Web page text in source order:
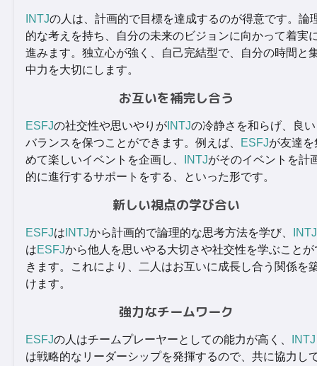
INTJの人は、計画的で目標を達成するのが得意です。論
的な考えを持ち、自分の未来のビジョンに向かって着実
進みます。独立心が強く、自己完結型で、自分の時間と
中力を大切にします。
お互いを補完し合う
ESFJの社交性や思いやりが INTJの冷静さを和らげ、良い
バランスを保つことができます。例えば、
ESFJが友達を
めて楽しいイベントを企画し、
INTJがそのイベントを計
的に進行するサポートをする、といった形です。
新しい視点の学び合い
ESFJは INTJから計画的で論理的な思考方法を学び、
INTJ
はESFJから他人を思いやる大切さや社交性を学ぶことが
きます。これにより、二人はお互いに成長し合う関係を
けます。
強力なチームワーク
ESFJの人はチームプレーヤーとしての能力が高く、
INTJ
は戦略的なリーダーシップを発揮するので、共に協力し